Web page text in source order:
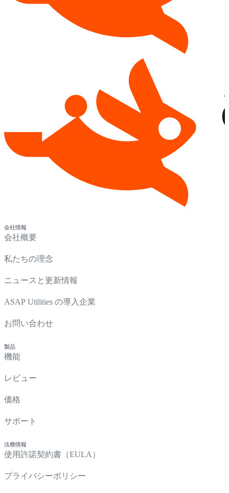
会社情報
会社概要
私たちの理念
ニュースと更新情報
ASAP Utilities の導入企業
お問い合わせ
製品
機能
レビュー
価格
サポート
法務情報
使用許諾契約書（EULA）
プライバシーポリシー